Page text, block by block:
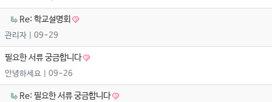
Re: 학교설명회
관리자 | 09-29
필요한 서류 궁금합니다
안녕하세요 | 09-26
Re: 필요한 서류 궁금합니다